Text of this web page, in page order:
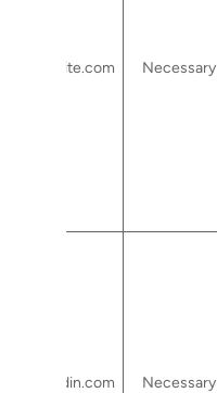
Necessary
rtcsuite.com
Necessary